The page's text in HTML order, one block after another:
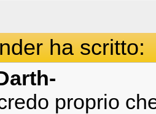
ha scritto:
proprio